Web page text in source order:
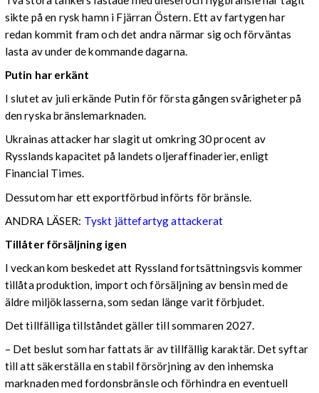
sikte på en rysk hamn i Fjärran Östern. Ett av fartygen har
redan kommit fram och det andra närmar sig och förväntas
lasta av under de kommande dagarna.
Putin har erkänt
I slutet av juli erkände Putin för första gången svårigheter på
den ryska bränslemarknaden.
Ukrainas attacker har slagit ut omkring 30 procent av
Rysslands kapacitet på landets oljeraffinaderier, enligt
Financial Times.
Dessutom har ett exportförbud införts för bränsle.
ANDRA LÄSER: Tyskt jättefartyg attackerat
Tillåter försäljning igen
I veckan kom beskedet att Ryssland fortsättningsvis kommer
tillåta produktion, import och försäljning av bensin med de
äldre miljöklasserna, som sedan länge varit förbjudet.
Det tillfälliga tillståndet gäller till sommaren 2027.
– Det beslut som har fattats är av tillfällig karaktär. Det syftar
till att säkerställa en stabil försörjning av den inhemska
marknaden med fordonsbränsle och förhindra en eventuell